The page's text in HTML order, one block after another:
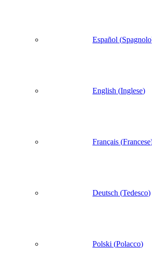
Español (Spagnolo
English (Inglese)
Français (Francese
Deutsch (Tedesco)
Polski (Polacco)